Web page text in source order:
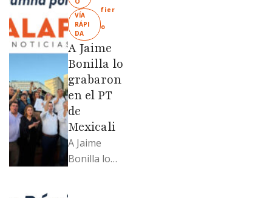
positiva; uno
fue
revendido
329% por
encima …
VÍA
RÁPI
DA
fier
o
A Jaime
Bonilla lo
grabaron
en el PT
de
Mexicali
A Jaime
Bonilla lo